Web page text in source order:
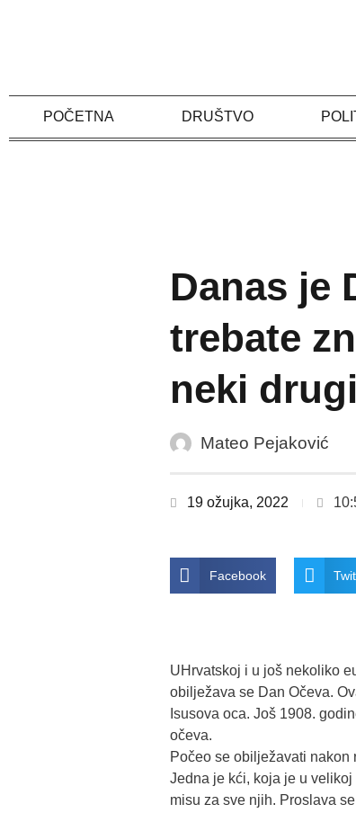
POČETNA DRUŠTVO
Danas je
trebate
neki
Mateo Pejaković
19 ožujka, 2022
Facebook
UHrvatskoj i u još nekoliko
obilježava se Dan Očeva.
Isusova oca. Još 1908.
očeva.
Počeo se obilježavati nakon
Jedna je kći, koja je u
misu za sve njih. Proslava